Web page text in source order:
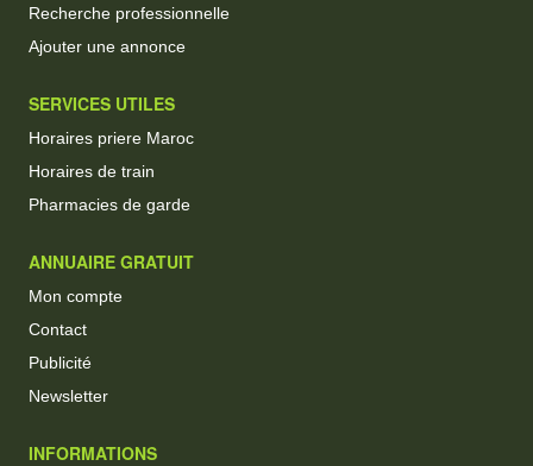
Recherche professionnelle
Ajouter une annonce
SERVICES UTILES
Horaires priere Maroc
Horaires de train
Pharmacies de garde
ANNUAIRE GRATUIT
Mon compte
Contact
Publicité
Newsletter
INFORMATIONS